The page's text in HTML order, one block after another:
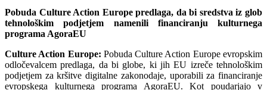
Pobuda Culture Action Europe predlaga, da bi sredstva iz glob
tehnološkim podjetjem namenili financiranju kulturnega
programa AgoraEU
Culture Action Europe: Pobuda Culture Action Europe evropskim
odločevalcem predlaga, da bi globe, ki jih EU izreče tehnološkim
podjetjem za kršitve digitalne zakonodaje, uporabili za financiranje
evropskega kulturnega programa AgoraEU. Kot poudarjajo v